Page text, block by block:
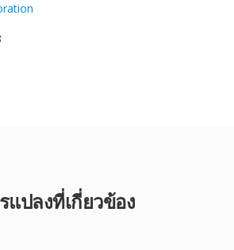
แปลงที่เกี่ยวข้อง